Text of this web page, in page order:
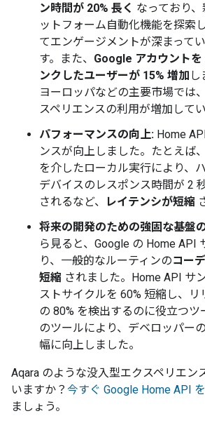
ン時間が 20% 長く なっており
ットフォーム自動化機能を探索
てエンゲージメントが深まって
す。また、 Google アカウント
ンクしたユーザーが 15% 増加 し
ヨーロッパなどの主要市場では
スペリエンスの利用が増加してい
パフォーマンスの向上: Home
ンスが向上しました。たとえば
を介したローカル実行により、
デバイスのレスポンス時間が 2
されるなど、
レイテンシが短縮
将来の開発のための強固な基盤
ら見ると、Google の Home API
り、一般的なルーティンのコー
短縮 されました。Home API サ
ストサイクルを 60% 短縮し、
の 80% を検出するのに役立つツ
のツールにより、デベロッパー
幅に向上しました。
Aqara のような没入型エクスペリエン
いますか？ 今すぐ Google Home API
ましょう。